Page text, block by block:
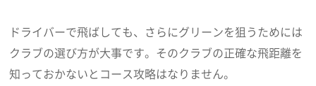
ドライバーで飛ばしても、さらにグリーンを狙うためには
クラブの選び方が大事です。そのクラブの正確な飛距離を
知っておかないとコース攻略はなりません。